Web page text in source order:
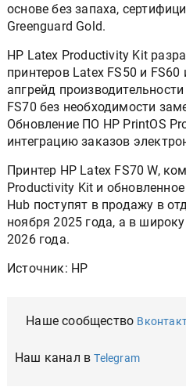
основе без запаха,
Greenguard Gold.
HP Latex Productivity Kit
принтеров Latex FS50 и
апгрейд
FS70 без необходимости
Обновление ПО HP PrintOS
интеграцию заказов
Принтер HP Latex FS70 W,
Productivity Kit и
Hub поступят в продажу в
ноября 2025 года, а в
2026 года.
Источник: HP
Наше сообщество
Наш канал вTelegram